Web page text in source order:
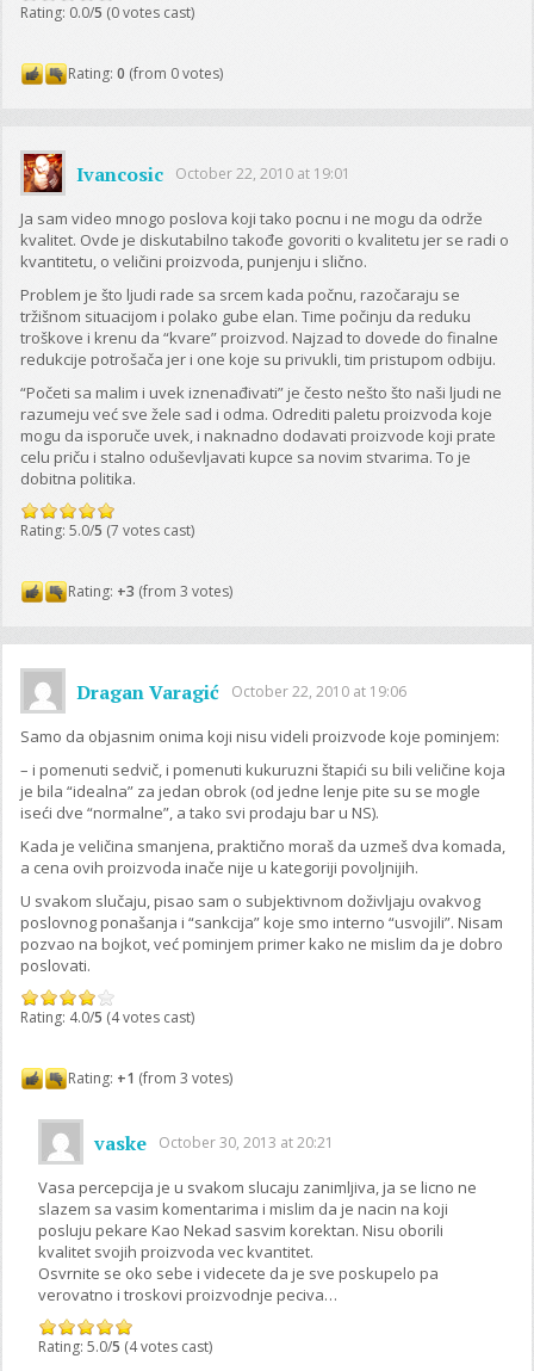
Rating: 0.0/5 (0 votes cast)
Rating:0 (from 0 votes)
Ivancosic October 22, 2010 at 19:01
Ja sam video mnogo poslova koji tako pocnu i ne mogu da održe
kvalitet. Ovde je diskutabilno takođe govoriti o kvalitetu jer se radi o
kvantitetu, o veličini proizvoda, punjenju i slično.
Problem je što ljudi rade sa srcem kada počnu, razočaraju se
tržišnom situacijom i polako gube elan. Time počinju da reduku
troškove i krenu da “kvare” proizvod. Najzad to dovede do finalne
redukcije potrošača jer i one koje su privukli, tim pristupom odbiju.
“Početi sa malim i uvek iznenađivati” je često nešto što naši ljudi ne
razumeju već sve žele sad i odma. Odrediti paletu proizvoda koje
mogu da isporuče uvek, i naknadno dodavati proizvode koji prate
celu priču i stalno oduševljavati kupce sa novim stvarima. To je
dobitna politika.
Rating: 5.0/5 (7 votes cast)
Rating: +3 (from 3 votes)
Dragan Varagić October 22, 2010 at 19:06
Samo da objasnim onima koji nisu videli proizvode koje pominjem:
– i pomenuti sedvič, i pomenuti kukuruzni štapići su bili veličine koja
je bila “idealna” za jedan obrok (od jedne lenje pite su se mogle
iseći dve “normalne”, a tako svi prodaju bar u NS).
Kada je veličina smanjena, praktično moraš da uzmeš dva komada,
a cena ovih proizvoda inače nije u kategoriji povoljnijih.
U svakom slučaju, pisao sam o subjektivnom doživljaju ovakvog
poslovnog ponašanja i “sankcija” koje smo interno “usvojili”. Nisam
pozvao na bojkot, već pominjem primer kako ne mislim da je dobro
poslovati.
Rating: 4.0/5 (4 votes cast)
Rating: +1 (from 3 votes)
vaske October 30, 2013 at 20:21
Vasa percepcija je u svakom slucaju zanimljiva, ja se licno ne
slazem sa vasim komentarima i mislim da je nacin na koji
posluju pekare Kao Nekad sasvim korektan. Nisu oborili
kvalitet svojih proizvoda vec kvantitet.
Osvrnite se oko sebe i videcete da je sve poskupelo pa
verovatno i troskovi proizvodnje peciva…
Rating: 5.0/5 (4 votes cast)